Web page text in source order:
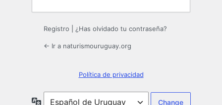
Registro ¿Has olvidado tu contraseña?
← Ir a naturismouruguay.org
Política de privacidad
Idioma